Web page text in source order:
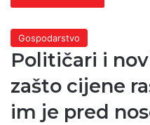
Gospodarstvo
Političari i
zašto cijene
im je pred